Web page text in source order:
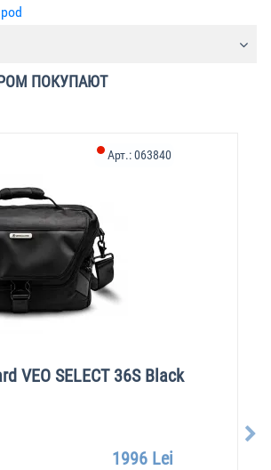
ПОКУПАЮТ
VEO SELECT 36S Black
Арт.:063840
1996 Lei